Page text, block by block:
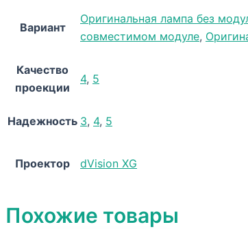
Вариант
Оригинальная лампа без
совместимом модуле,
Качество
проекции
4, 5
Надежность 3, 4, 5
Проектор dVision XG
Похожие товары